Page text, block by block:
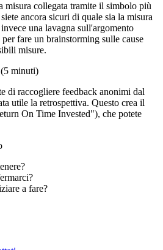
misura collegata tramite il simbolo più
ancora sicuri di quale sia la misura
una lavagna sull'argomento
fare un brainstorming sulle cause
misure.
minuti)
di raccogliere feedback anonimi dal
utile la retrospettiva. Questo crea il
On Time Invested"), che potete
a fare?